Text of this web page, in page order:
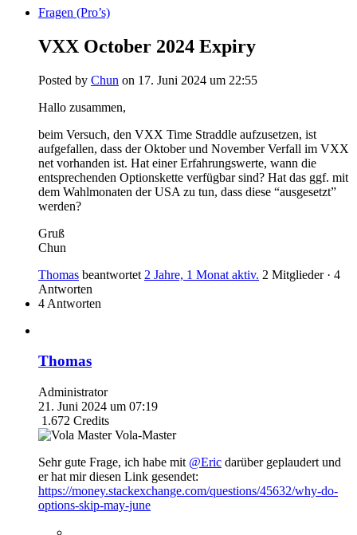
Fragen (Pro’s)
VXX October 2024 Expiry
Posted by Chun on 17. Juni 2024 um 22:55
Hallo zusammen,
beim Versuch, den VXX Time Straddle aufzusetzen, ist
aufgefallen, dass der Oktober und November Verfall im VXX
net vorhanden ist. Hat einer Erfahrungswerte, wann die
entsprechenden Optionskette verfügbar sind? Hat das ggf. mit
dem Wahlmonaten der USA zu tun, dass diese “ausgesetzt”
werden?
Gruß
Chun
Thomas beantwortet 2 Jahre, 1 Monat aktiv. 2 Mitglieder · 4
Antworten
4 Antworten
Thomas
Administrator
21. Juni 2024 um 07:19
1.672 Credits
Vola-Master
Sehr gute Frage, ich habe mit @Eric darüber geplaudert und
er hat mir diesen Link gesendet:
https://money.stackexchange.com/questions/45632/why-do-
options-skip-may-june